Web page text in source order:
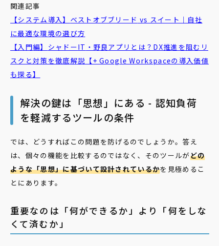
関連記事
【システム導入】 ベストオブブリード vs スイート｜自社
に最適な環境の選び方
【入門編】 シャドーIT ・野良アプリとは？DX推進を阻むリ
スクと対策を徹底解説【+ Google Workspaceの導入価値
も探る】
解決の鍵は「思想」にある - 認知負荷
を軽減するツールの条件
では、どうすればこの問題を防げるのでしょうか。答え
は、個々の機能を比較するのではなく、そのツールがどの
ような「思想」に基づいて設計されているかを見極めるこ
とにあります。
重要なのは「何ができるか」より「何をしな
くて済むか」